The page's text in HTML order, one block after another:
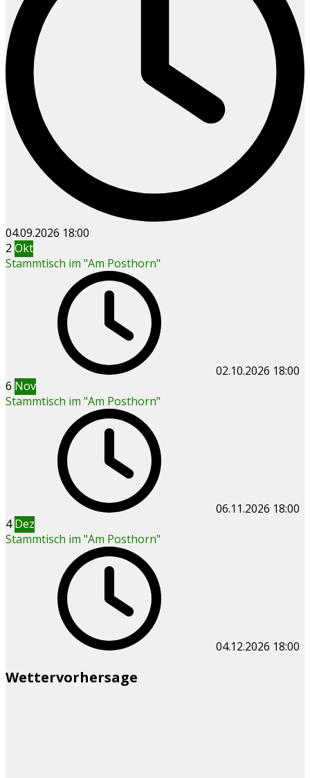
04.09.2026 18:00
2 Okt
Stammtisch im "Am Posthorn"
02.10.2026 18:00
6 Nov
Stammtisch im "Am Posthorn"
06.11.2026 18:00
4 Dez
Stammtisch im "Am Posthorn"
04.12.2026 18:00
Wettervorhersage